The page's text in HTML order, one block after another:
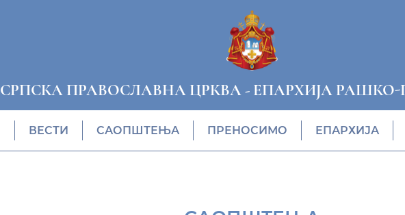
СРПСКА ПРАВОСЛАВНА ЦРКВА- ЕПАРХИЈА
ВЕСТИ САОПШТЕЊА ПРЕНОСИМО ЕПАРХИЈА